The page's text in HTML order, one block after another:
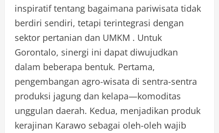
inspiratif tentang bagaimana pariwisata tidak
berdiri sendiri, tetapi terintegrasi dengan
sektor pertanian dan UMKM . Untuk
Gorontalo, sinergi ini dapat diwujudkan
dalam beberapa bentuk. Pertama,
pengembangan agro-wisata di sentra-sentra
produksi jagung dan kelapa—komoditas
unggulan daerah. Kedua, menjadikan produk
kerajinan Karawo sebagai oleh-oleh wajib